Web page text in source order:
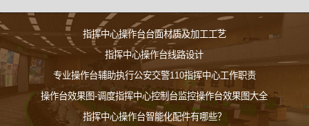
指挥中心操作台台面材质及加工工艺
指挥中心操作台线路设计
专业操作台辅助执行公安交警110指挥中心工作职责
操作台效果图-调度指挥中心控制台监控操作台效果图大全
指挥中心操作台智能化配件有哪些？